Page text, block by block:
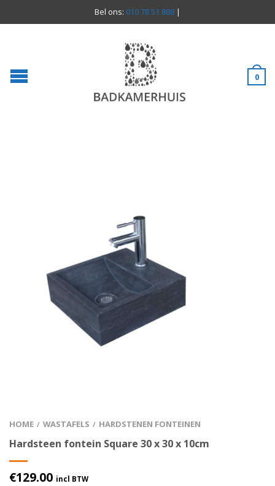
Bel ons: 010 78 51 888 |
0
HOME / WASTAFELS / HARDSTENEN FONTEINEN
Hardsteen fontein Square 30 x 30 x 10cm
€129.00 incl BTW